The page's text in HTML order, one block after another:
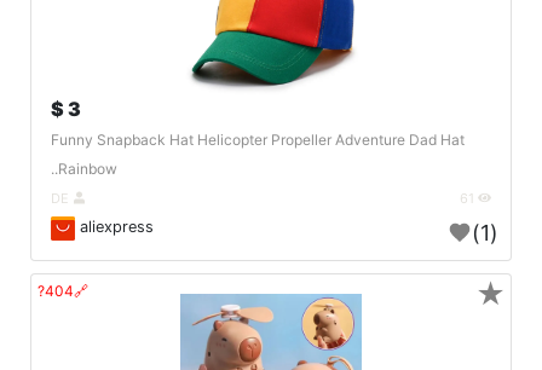
3 $
Funny Snapback Hat Helicopter Propeller Adventure Dad Hat
Rainbow..
aliexpress (1)
🔗404? ★